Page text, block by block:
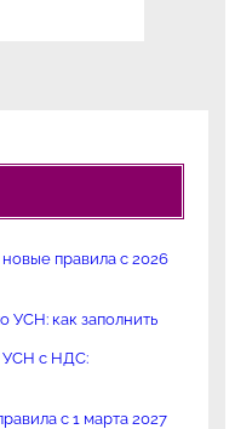
правила с 2026
УСН: как заполнить
УСН с НДС:
с 1 марта 2027